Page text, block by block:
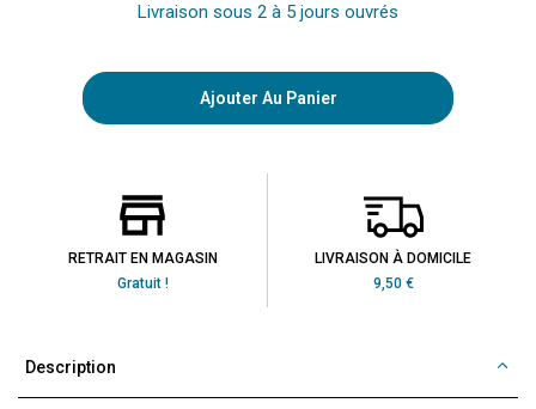
Livraison sous 2 à 5 jours ouvrés
Ajouter Au Panier
RETRAIT EN MAGASIN
Gratuit !
LIVRAISON À DOMICILE
9,50 €
Description